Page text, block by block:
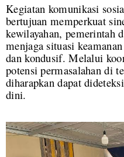
Kegiatan komunikasi
bertujuan memperkuat
kewilayahan, pemerintah
menjaga situasi
dan kondusif. Melalui
potensi permasalahan di
diharapkan dapat
dini.